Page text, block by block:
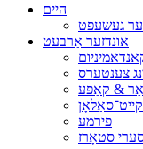
היים
אונדזער אַרבעט
צענטערס
& קאַפע
פירמע
סטאָרז